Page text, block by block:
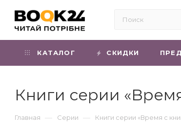
КАТАЛОГ СКИДКИ
Книги серии
Главная — Серии — Книги серии «Время с